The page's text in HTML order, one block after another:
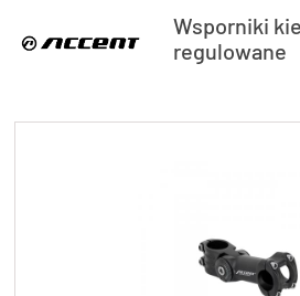
Wsporniki
regulowane